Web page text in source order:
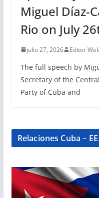
Miguel Díaz-
Rio on July
julio 27, 2026 Editor
The full speech by
Secretary of the
Party of Cuba and
Relaciones Cuba –